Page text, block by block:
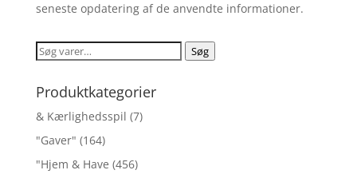
seneste opdatering af de anvendte informationer.
Søg
Søg
Produktkategorier
& Kærlighedsspil (7)
"Gaver" (164)
"Hjem & Have (456)